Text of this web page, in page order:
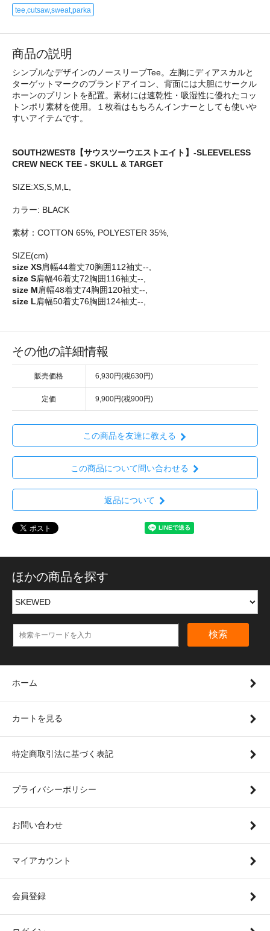
tee,cutsaw,sweat,parka
商品の説明
シンプルなデザインのノースリーブTee。左胸にディアスカルと
ターゲットマークのブランドアイコン、背面には大胆にサークル
ホーンのプリントを配置。素材には速乾性・吸湿性に優れたコッ
トンポリ素材を使用。１枚着はもちろんインナーとしても使いや
すいアイテムです。
SOUTH2WEST8【サウスツーウエストエイト】-SLEEVELESS
CREW NECK TEE - SKULL & TARGET
SIZE:XS,S,M,L,
カラー: BLACK
素材：COTTON 65%, POLYESTER 35%,
SIZE(cm)
size XS肩幅44着丈70胸囲112袖丈--,
size S肩幅46着丈72胸囲116袖丈--,
size M肩幅48着丈74胸囲120袖丈--,
size L肩幅50着丈76胸囲124袖丈--,
その他の詳細情報
販売価格 6,930円(税630円)
定価 9,900円(税900円)
この商品を友達に教える
この商品について問い合わせる
返品について
ほかの商品を探す
検索
ホーム
カートを見る
特定商取引法に基づく表記
プライバシーポリシー
お問い合わせ
マイアカウント
会員登録